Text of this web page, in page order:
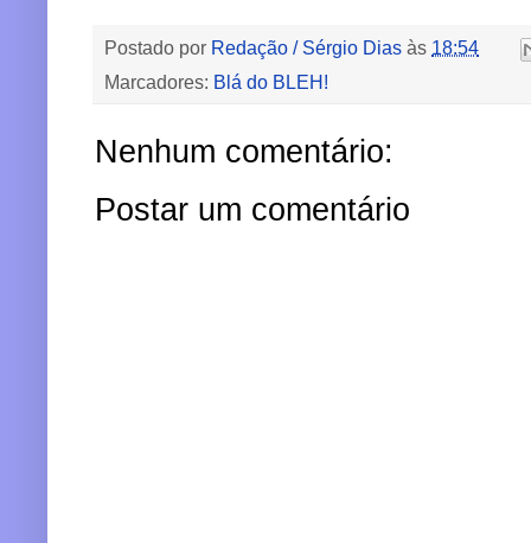
Postado por Redação / Sérgio Dias às 18:54
Marcadores: Blá do BLEH!
Nenhum comentário:
Postar um comentário